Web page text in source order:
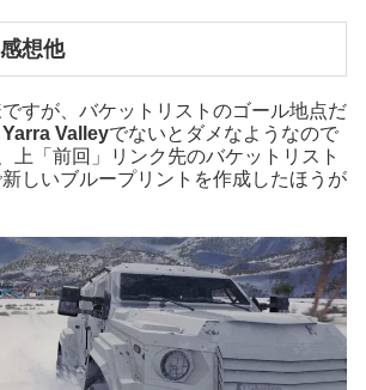
想他
すが、バケットリストのゴール地点だ
Valleyでないとダメなようなので
上「前回」リンク先のバケットリスト
しいブループリントを作成したほうが